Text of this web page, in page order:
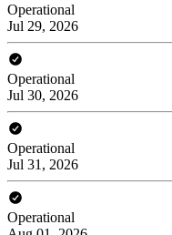
Operational
Jul 29, 2026
Operational
Jul 30, 2026
Operational
Jul 31, 2026
Operational